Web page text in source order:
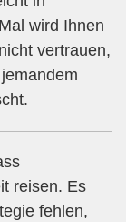
wird Ihnen
vertrauen,
reisen. Es
fehlen,